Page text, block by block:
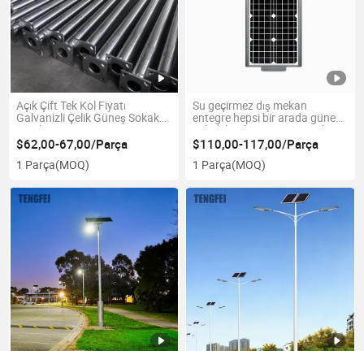
Açık Çift Tek Kol Fiyatı
Galvanizli Çelik Güneş Sokak
Lambası Direği
$62,00-67,00/Parça
1 Parça(MOQ)
Su geçirmez dış mekan
entegre hepsi bir arada güneş
sokak lambası LiFePO4 pil
$110,00-117,00/Parça
1 Parça(MOQ)